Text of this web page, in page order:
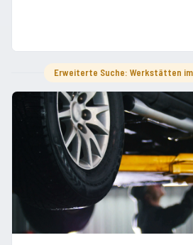
Erweiterte Suche: Werkstätten im